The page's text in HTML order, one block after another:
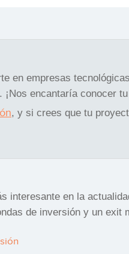
en empresas
¡Nos encantaría conocer
, y si crees que tu
interesante en la
de inversión y un exit